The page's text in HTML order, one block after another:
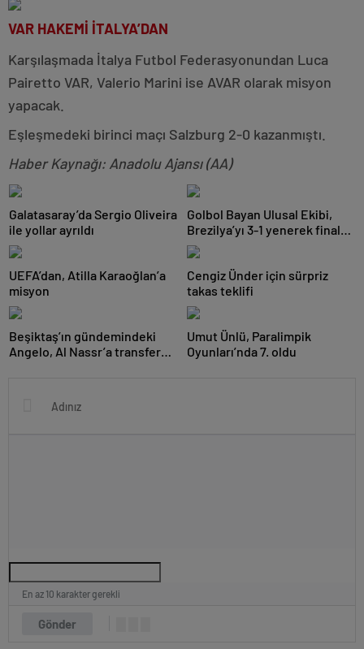
VAR HAKEMİ İTALYA’DAN
Karşılaşmada İtalya Futbol Federasyonundan Luca
Pairetto VAR, Valerio Marini ise AVAR olarak misyon
yapacak.
Eşleşmedeki birinci maçı Salzburg 2-0 kazanmıştı.
Haber Kaynağı: Anadolu Ajansı (AA)
Galatasaray’da Sergio Oliveira
ile yollar ayrıldı
Golbol Bayan Ulusal Ekibi,
Brezilya’yı 3-1 yenerek finale
yükseldi
UEFA’dan, Atilla Karaoğlan’a
misyon
Cengiz Ünder için sürpriz
takas teklifi
Beşiktaş’ın gündemindeki
Angelo, Al Nassr’a transfer
Umut Ünlü, Paralimpik
Oyunları’nda 7. oldu
Gönder
En az 10 karakter gerekli